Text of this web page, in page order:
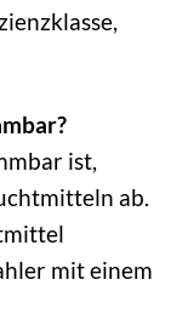
ist,
ab.
mit einem